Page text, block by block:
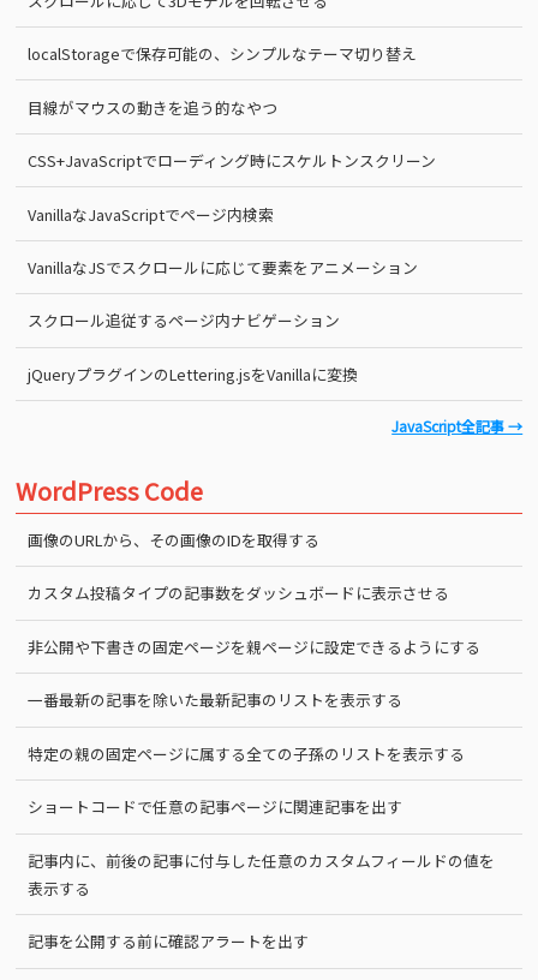
localStorageで保存可能の、シンプルなテーマ切り替え
目線がマウスの動きを追う的なやつ
CSS+JavaScriptでローディング時にスケルトンスクリーン
VanillaなJavaScriptでページ内検索
VanillaなJSでスクロールに応じて要素をアニメーション
スクロール追従するページ内ナビゲーション
jQueryプラグインのLettering.jsをVanillaに変換
JavaScript全記事 →
WordPress Code
画像のURLから、その画像のIDを取得する
カスタム投稿タイプの記事数をダッシュボードに表示させる
非公開や下書きの固定ページを親ページに設定できるようにする
一番最新の記事を除いた最新記事のリストを表示する
特定の親の固定ページに属する全ての子孫のリストを表示する
ショートコードで任意の記事ページに関連記事を出す
記事内に、前後の記事に付与した任意のカスタムフィールドの値を
表示する
記事を公開する前に確認アラートを出す